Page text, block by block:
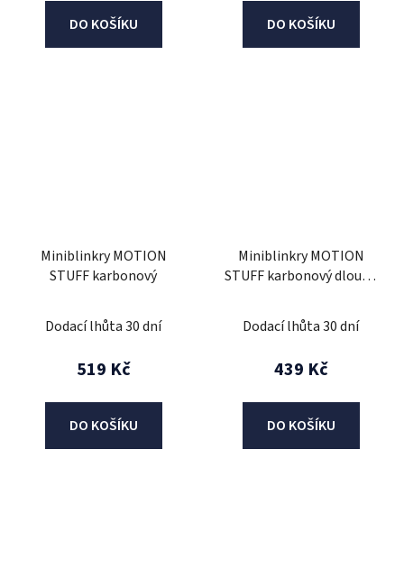
DO KOŠÍKU DO KOŠÍKU
Miniblinkry MOTION
STUFF karbonový
Dodací lhůta 30 dní
519 Kč
DO KOŠÍKU
Miniblinkry MOTION
STUFF karbonový dlouhá
Dodací lhůta 30 dní
439 Kč
DO KOŠÍKU